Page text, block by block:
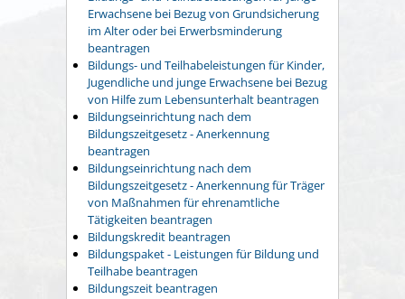
Erwachsene bei Bezug von Grundsicherung
im Alter oder bei Erwerbsminderung
beantragen
Bildungs- und Teilhabeleistungen für Kinder,
Jugendliche und junge Erwachsene bei Bezug
von Hilfe zum Lebensunterhalt beantragen
Bildungseinrichtung nach dem
Bildungszeitgesetz - Anerkennung
beantragen
Bildungseinrichtung nach dem
Bildungszeitgesetz - Anerkennung für Träger
von Maßnahmen für ehrenamtliche
Tätigkeiten beantragen
Bildungskredit beantragen
Bildungspaket - Leistungen für Bildung und
Teilhabe beantragen
Bildungszeit beantragen